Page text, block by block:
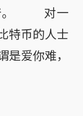
产。 对一
特币的人士
爱你难，